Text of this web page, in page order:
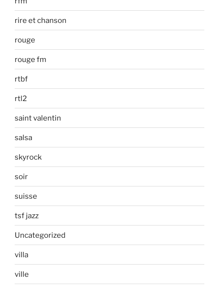
rire et chanson
rouge
rouge fm
rtbf
rtl2
saint valentin
salsa
skyrock
soir
suisse
tsf jazz
Uncategorized
villa
ville